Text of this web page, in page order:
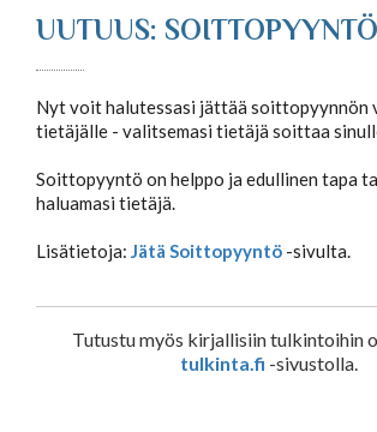
UUTUUS: SOITTOPYYNTÖ
Nyt voit halutessasi jättää soittopyynnön
tietäjälle - valitsemasi tietäjä soittaa
Soittopyyntö on helppo ja edullinen tapa
haluamasi tietäjä.
Lisätietoja: Jätä Soittopyyntö -sivulta.
Tutustu myös kirjallisiin tulkintoihin
tulkinta.fi -sivustolla.